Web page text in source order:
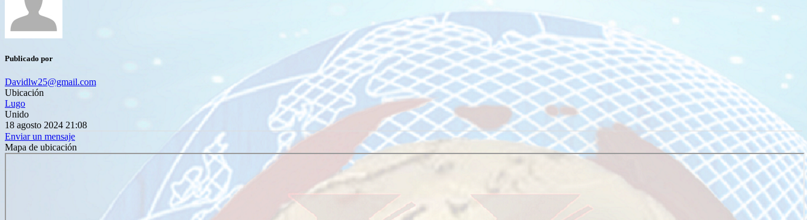
Publicado por
Davidlw25@gmail.com
Ubicación
Lugo
Unido
18 agosto 2024 21:08
Enviar un mensaje
Mapa de ubicación